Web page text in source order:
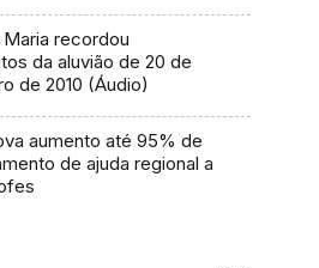
Maria recordou
da aluvião de 20 de
de 2010 (Áudio)
aumento até 95% de
de ajuda regional a